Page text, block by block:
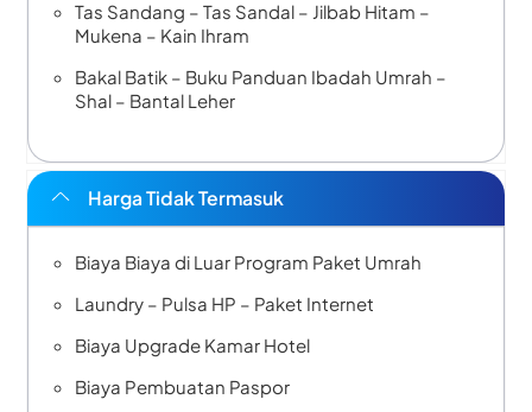
Tas Sandang – Tas Sandal – Jilbab Hitam –
Mukena – Kain Ihram
Bakal Batik – Buku Panduan Ibadah Umrah –
Shal – Bantal Leher
Harga Tidak Termasuk
Biaya Biaya di Luar Program Paket Umrah
Laundry – Pulsa HP – Paket Internet
Biaya Upgrade Kamar Hotel
Biaya Pembuatan Paspor